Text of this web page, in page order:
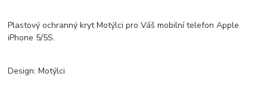
Plastový ochranný kryt Motýlci pro Váš mobilní telefon Apple
iPhone 5/5S.
Design: Motýlci